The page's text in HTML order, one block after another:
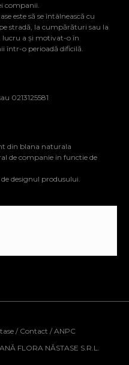
companii.
este să se întâlnească cu
stradă, la cumpărături sau la
lucru a și motivat-o în
într-o perioadă dificilă.
0213125581
din blana naturala
de companie in functie de
designul produsului.
/ Contact / ANPC
FLORA NĂSTASE S.R.L.